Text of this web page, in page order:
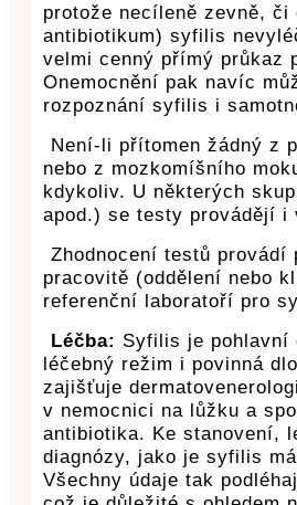
protože necíleně zevně,
antibiotikum) syfilis
velmi cenný přímý průkaz
Onemocnění pak navíc
rozpoznání syfilis i
Není-li přítomen žádný z
nebo z mozkomíšního
kdykoliv. U některých
apod.) se testy provádějí
Zhodnocení testů provádí
pracovitě (oddělení nebo
referenční laboratoří pro
Léčba: Syfilis je pohlavní
léčebný režim i povinná
zajišťuje
v nemocnici na lůžku a
antibiotika. Ke stanovení,
diagnózy, jako je syfilis
Všechny údaje tak